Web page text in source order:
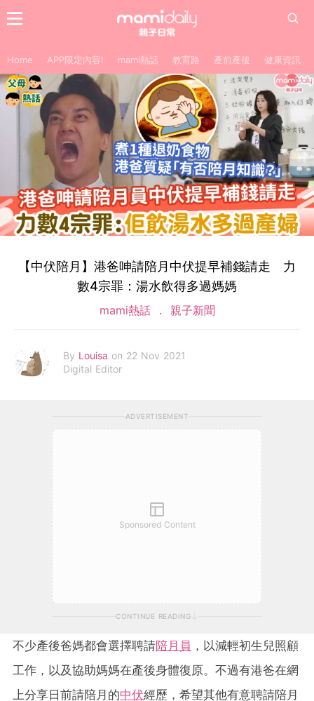
Home APP限定內容! mami熱話 教育路 產前產後 健康資訊
【中伏陪月】港爸呻請陪月中伏提早補錢請走 力
數4宗罪：湯水飲得多過媽媽
mami熱話 親子新聞
By Louisa on 22 Nov 2021
Digital Editor
ADVERTISEMENT
Sponsored Content
CONTINUE READING
不少產後爸媽都會選擇聘請陪月員 ，以減輕初生兒照顧
工作，以及協助媽媽在產後身體復原。不過有港爸在網
上分享日前請陪月的中伏經歷，希望其他有意聘請陪月